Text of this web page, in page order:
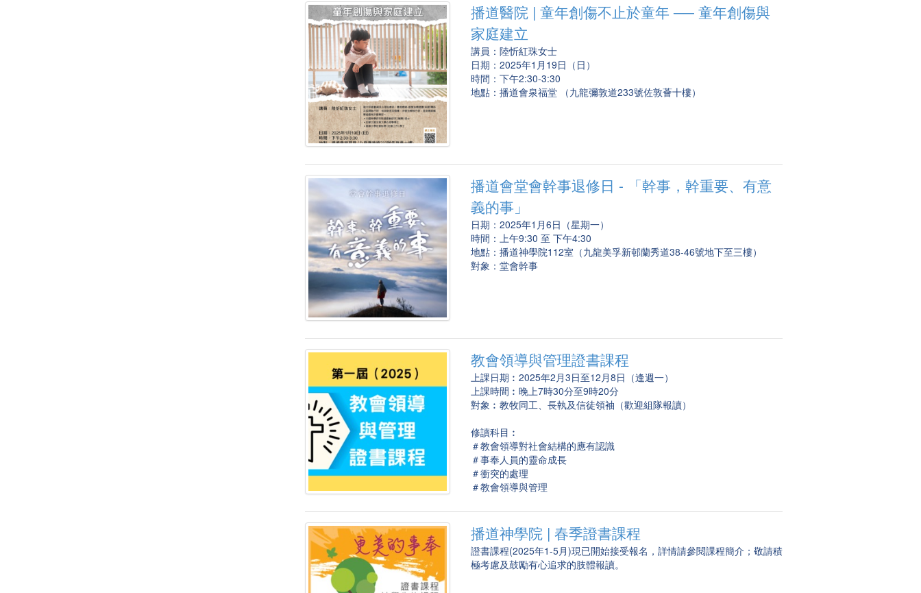
播道醫院 | 童年創傷不止於童年 ── 童年創傷與
家庭建立
講員：陸忻紅珠女士
日期：2025年1月19日（日）
時間：下午2:30-3:30
地點：播道會泉福堂 （九龍彌敦道233號佐敦薈十樓）
播道會堂會幹事退修日 - 「幹事，幹重要、有意
義的事」
日期：2025年1月6日（星期一）
時間：上午9:30 至 下午4:30
地點：播道神學院112室（九龍美孚新邨蘭秀道38-46號地下至三樓）
對象：堂會幹事
教會領導與管理證書課程
上課日期︰2025年2月3日至12月8日（逢週一）
上課時間︰晚上7時30分至9時20分
對象︰教牧同工、長執及信徒領袖（歡迎組隊報讀）
修讀科目︰
＃教會領導對社會結構的應有認識
＃事奉人員的靈命成長
＃衝突的處理
＃教會領導與管理
播道神學院 | 春季證書課程
證書課程(2025年1-5月)現已開始接受報名，詳情請參閱課程簡介；敬請積
極考慮及鼓勵有心追求的肢體報讀。